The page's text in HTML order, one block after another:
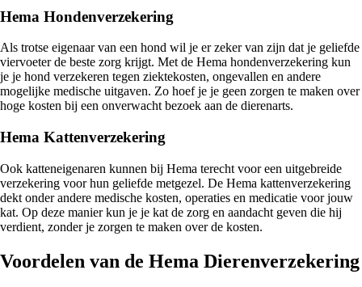
Hema Hondenverzekering
Als trotse eigenaar van een hond wil je er zeker van zijn dat je geliefde
viervoeter de beste zorg krijgt. Met de Hema hondenverzekering kun
je je hond verzekeren tegen ziektekosten, ongevallen en andere
mogelijke medische uitgaven. Zo hoef je je geen zorgen te maken over
hoge kosten bij een onverwacht bezoek aan de dierenarts.
Hema Kattenverzekering
Ook katteneigenaren kunnen bij Hema terecht voor een uitgebreide
verzekering voor hun geliefde metgezel. De Hema kattenverzekering
dekt onder andere medische kosten, operaties en medicatie voor jouw
kat. Op deze manier kun je je kat de zorg en aandacht geven die hij
verdient, zonder je zorgen te maken over de kosten.
Voordelen van de Hema Dierenverzekering